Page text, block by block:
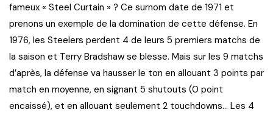
fameux « Steel Curtain » ? Ce surnom date de 1971 et
prenons un exemple de la domination de cette défense. En
1976, les Steelers perdent 4 de leurs 5 premiers matchs de
la saison et Terry Bradshaw se blesse. Mais sur les 9 matchs
d’après, la défense va hausser le ton en allouant 3 points par
match en moyenne, en signant 5 shutouts (0 point
encaissé), et en allouant seulement 2 touchdowns… Les 4